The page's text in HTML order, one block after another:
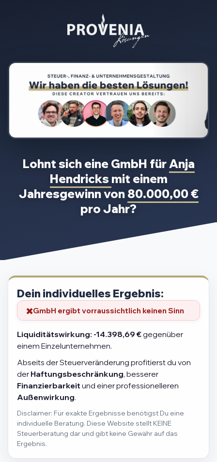
Lohnt sich eine GmbH fürAnja
Hendricks mit einem
Jahresgewinn von 80.000,00 €
pro Jahr?
Dein individuelles Ergebnis:
GmbH ergibt vorraussichtlich keinen Sinn
Liquiditätswirkung: -14.398,69 €gegenüber
einem Einzelunternehmen.
Abseits der Steuerveränderung profitierst du von
der Haftungsbeschränkung, besserer
Finanzierbarkeit und einer professionelleren
Außenwirkung.
Disclaimer: Für exakte Ergebnisse benötigst Du eine
individuelle Beratung. Diese Website stellt KEINE
Steuerberatung dar und gibt keine Gewähr auf das
Ergebnis.